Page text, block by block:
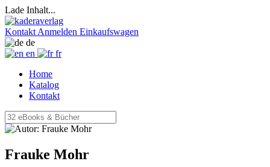
Lade Inhalt...
Kontakt Anmelden Einkaufswagen
de
en
fr
Home
Katalog
Kontakt
Frauke Mohr